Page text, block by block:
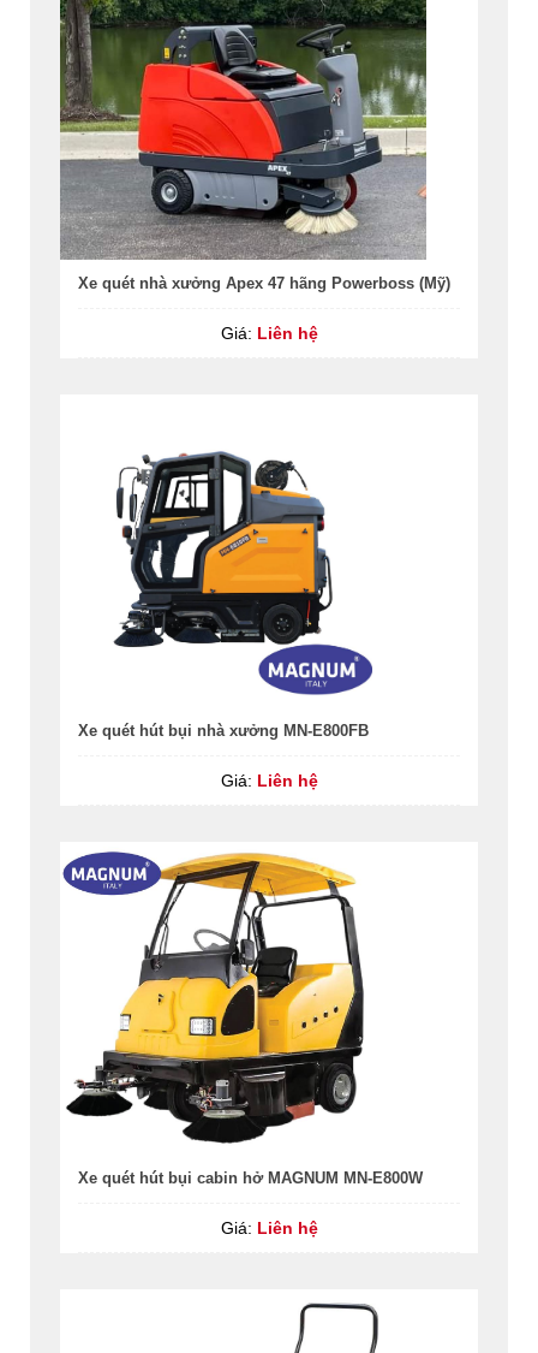
Xe quét nhà xưởng Apex 47 hãng Powerboss (Mỹ)
Giá: Liên hệ
Xe quét hút bụi nhà xưởng MN-E800FB
Giá: Liên hệ
Xe quét hút bụi cabin hở MAGNUM MN-E800W
Giá: Liên hệ